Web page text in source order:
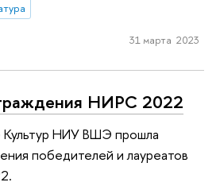
31 марта 2023
НИРС 2022
Культур НИУ ВШЭ прошла
победителей и лауреатов